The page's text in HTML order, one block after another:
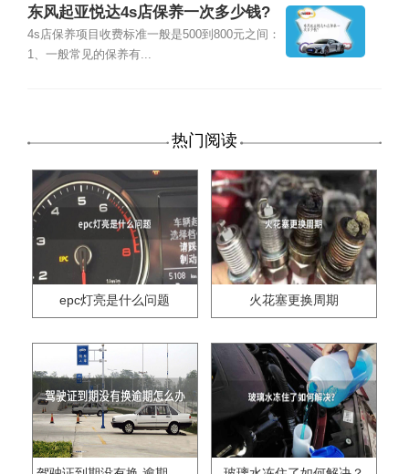
东风起亚悦达4s店保养一次多少钱?
4s店保养项目收费标准一般是500到800元之间：
1、一般常见的保养有...
热门阅读
epc灯亮是什么问题 火花塞更换周期